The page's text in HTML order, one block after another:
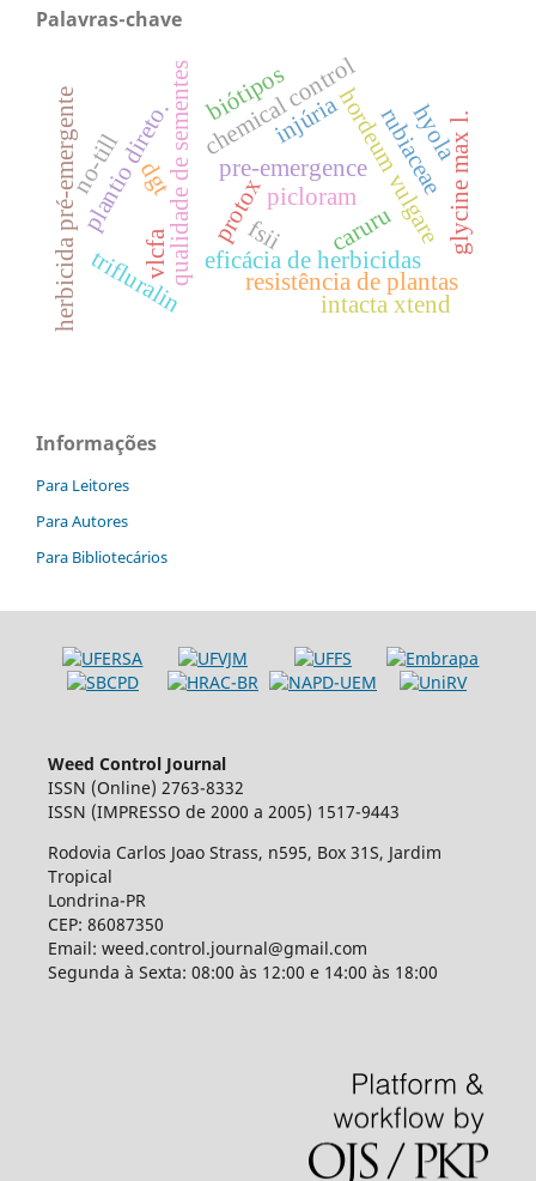
Palavras-chave
hordeum vulgare
fsii
qualidade de sementes eficácia de herbicidas
resistência de plantas
pre-emergence
vlcfa
chemical controlrubiaceae
injúria
plantio direto.
herbicida pré-emergente protox
intacta xtend
dgt
biótipos
glycine max l.
picloram
trifluralin
hyola
caruru
no-till
Informações
Para Leitores
Para Autores
Para Bibliotecários
Weed Control Journal
ISSN (Online) 2763-8332
ISSN (IMPRESSO de 2000 a 2005) 1517-9443
Rodovia Carlos Joao Strass, n595, Box 31S, Jardim
Tropical
Londrina-PR
CEP: 86087350
Email: weed.control.journal@gmail.com
Segunda à Sexta: 08:00 às 12:00 e 14:00 às 18:00